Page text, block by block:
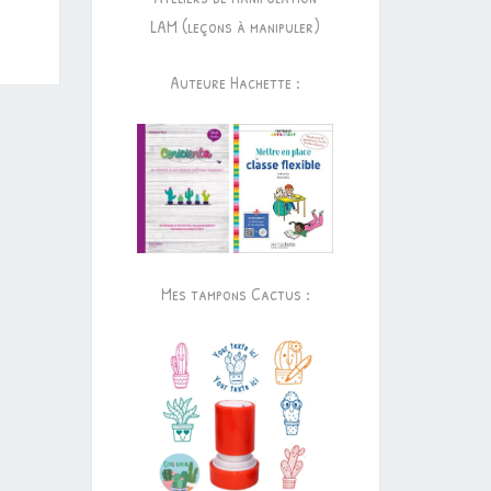
LAM (leçons à manipuler)
Auteure Hachette :
Mes tampons Cactus :